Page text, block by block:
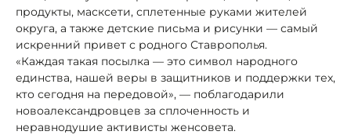
продукты, масксети, сплетенные руками жителей
округа, а также детские письма и рисунки — самый
искренний привет с родного Ставрополья.
«Каждая такая посылка — это символ народного
единства, нашей веры в защитников и поддержки тех,
кто сегодня на передовой», — поблагодарили
новоалександровцев за сплоченность и
неравнодушие активисты женсовета.